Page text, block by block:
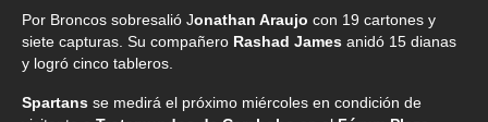
Por Broncos sobresalió Jonathan Araujo con 19 cartones y
siete capturas. Su compañero Rashad James anidó 15 dianas
y logró cinco tableros.
Spartans se medirá el próximo miércoles en condición de